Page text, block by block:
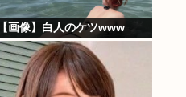
【画像】白人のケツwww